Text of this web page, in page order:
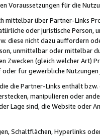
Voraussetzungen für die
mittelbar über Partner-Links
oder juristische
diese nicht dazu auffordern
unmittelbar oder mittelbar
Zwecken (gleich welcher Art)
für gewerbliche
die Partner-Links enthält
manipulieren oder
Lage sind, die Website oder
Schaltflächen, Hyperlinks